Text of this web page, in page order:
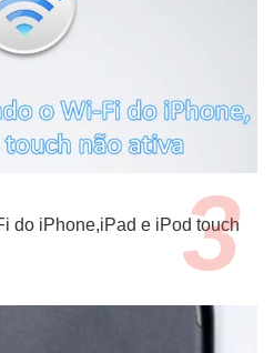
do iPhone,iPad e iPod touch